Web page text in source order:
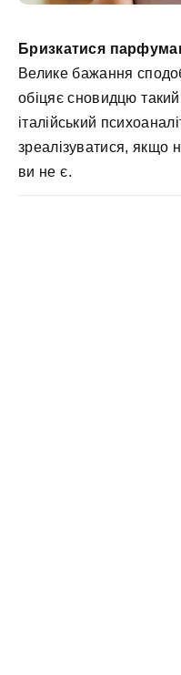
Бризкатися
Велике бажання
обіцяє сновидцю
італійський
зреалізуватися, якщо
ви не є.